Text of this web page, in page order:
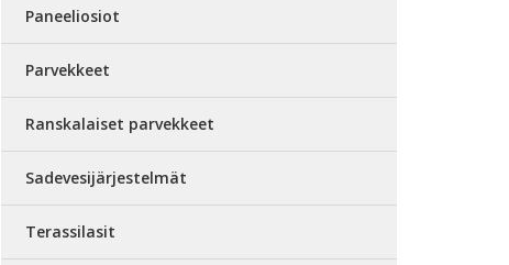
Paneeliosiot
Parvekkeet
Ranskalaiset parvekkeet
Sadevesijärjestelmät
Terassilasit